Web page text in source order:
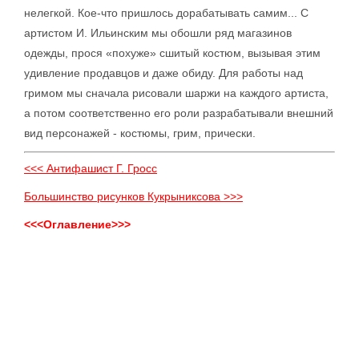
нелегкой. Кое-что пришлось дорабатывать самим... С
артистом И. Ильинским мы обошли ряд магазинов
одежды, прося «похуже» сшитый костюм, вызывая этим
удивление продавцов и даже обиду. Для работы над
гримом мы сначала рисовали шаржи на каждого артиста,
а потом соответственно его роли разрабатывали внешний
вид персонажей - костюмы, грим, прически.
<<< Антифашист Г. Гросс
Большинство рисунков Кукрыниксова >>>
<<<Оглавление>>>